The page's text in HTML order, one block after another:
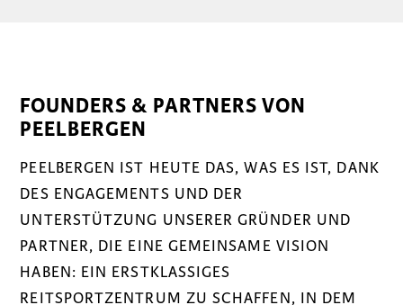
FOUNDERS & PARTNERS VON
PEELBERGEN
PEELBERGEN IST HEUTE DAS, WAS ES IST, DANK
DES ENGAGEMENTS UND DER
UNTERSTÜTZUNG UNSERER GRÜNDER UND
PARTNER, DIE EINE GEMEINSAME VISION
HABEN: EIN ERSTKLASSIGES
REITSPORTZENTRUM ZU SCHAFFEN, IN DEM